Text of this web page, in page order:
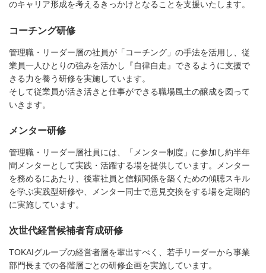
のキャリア形成を考えるきっかけとなることを支援いたします。
コーチング研修
管理職・リーダー層の社員が「コーチング」の手法を活用し、従
業員一人ひとりの強みを活かし『自律自走』できるように支援で
きる力を養う研修を実施しています。
そして従業員が活き活きと仕事ができる職場風土の醸成を図って
いきます。
メンター研修
管理職・リーダー層社員には、「メンター制度」に参加し約半年
間メンターとして実践・活躍する場を提供しています。メンター
を務めるにあたり、後輩社員と信頼関係を築くための傾聴スキル
を学ぶ実践型研修や、メンター同士で意見交換をする場を定期的
に実施しています。
次世代経営候補者育成研修
TOKAIグループの経営者層を輩出すべく、若手リーダーから事業
部門長までの各階層ごとの研修企画を実施しています。